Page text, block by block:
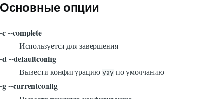
Основные опции
-c --complete
Используется для завершения
-d --defaultconfig
Вывести конфигурацию yay по умолчанию
-g --currentconfig